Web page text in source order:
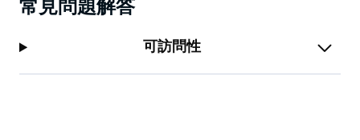
常見問題解答
可訪問性